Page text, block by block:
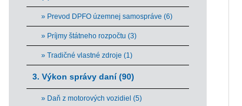
» Prevod DPFO územnej samospráve (6)
» Príjmy štátneho rozpočtu (3)
» Tradičné vlastné zdroje (1)
3. Výkon správy daní (90)
» Daň z motorových vozidiel (5)